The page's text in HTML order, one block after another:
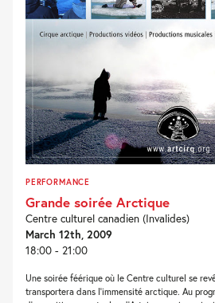
PERFORMANCE
Grande soirée Arctique
Centre culturel canadien (Invalides)
March 12th, 2009
18:00 - 21:00
Une soirée féérique où le Centre culturel se
transportera dans l’immensité arctique. Au